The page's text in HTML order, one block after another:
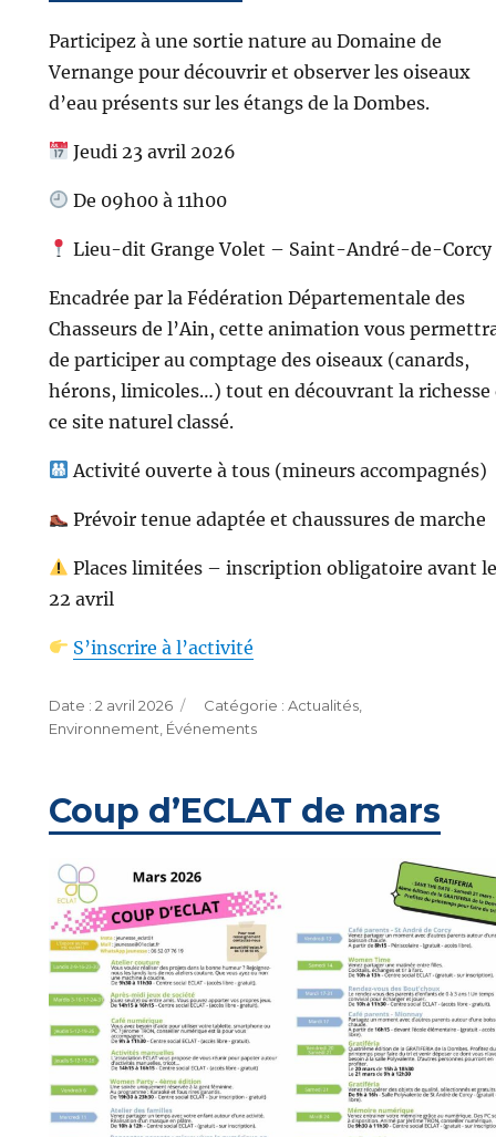
Participez à une sortie nature au Domaine de
Vernange pour découvrir et observer les oiseaux
d’eau présents sur les étangs de la Dombes.
Jeudi 23 avril 2026
De 09h00 à 11h00
Lieu-dit Grange Volet – Saint-André-de-Corcy
Encadrée par la Fédération Départementale des
Chasseurs de l’Ain, cette animation vous
de participer au comptage des oiseaux (canards,
hérons, limicoles…) tout en découvrant la richesse
ce site naturel classé.
Activité ouverte à tous (mineurs accompagnés)
Prévoir tenue adaptée et chaussures de marche
Places limitées – inscription obligatoire avant
22 avril
S’inscrire à l’activité
Publié
le
2 avril 2026 Catégories
Actualités,
Environnement Événements
Coup d’ECLAT de mars